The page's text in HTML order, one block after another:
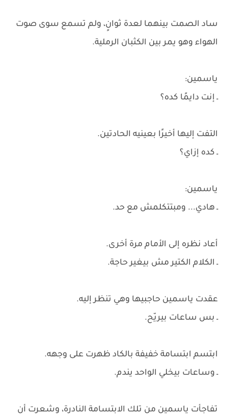
ساد الصمت بينهما لعدة ثوانٍ، ولم تسمع سوى صوت
الهواء وهو يمر بين الكثبان الرملية.
ياسمين:
ـ إنت دايمًا كده؟
التفت إليها أخيرًا بعينيه الحادتين.
ـ كده إزاي؟
ياسمين:
ـ هادي... ومبتتكلمش مع حد.
أعاد نظره إلى الأمام مرة أخرى.
ـ الكلام الكتير مش بيغير حاجة.
عقدت ياسمين حاجبيها وهي تنظر إليه.
ـ بس ساعات بيريّح.
ابتسم ابتسامة خفيفة بالكاد ظهرت على وجهه.
ـ وساعات بيخلي الواحد يندم.
تفاجأت ياسمين من تلك الابتسامة النادرة، وشعرت أن